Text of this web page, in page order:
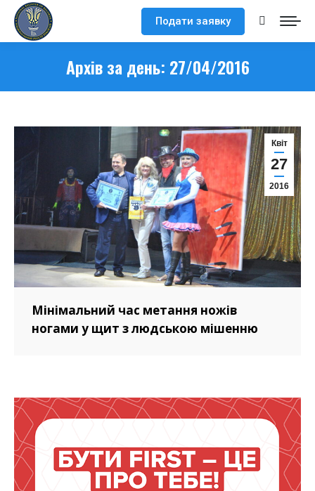
Подати заявку Search:
Архів за день: 27/04/2016
Квіт
27
2016
Мінімальний час метання ножів
ногами у щит з людською мішенню